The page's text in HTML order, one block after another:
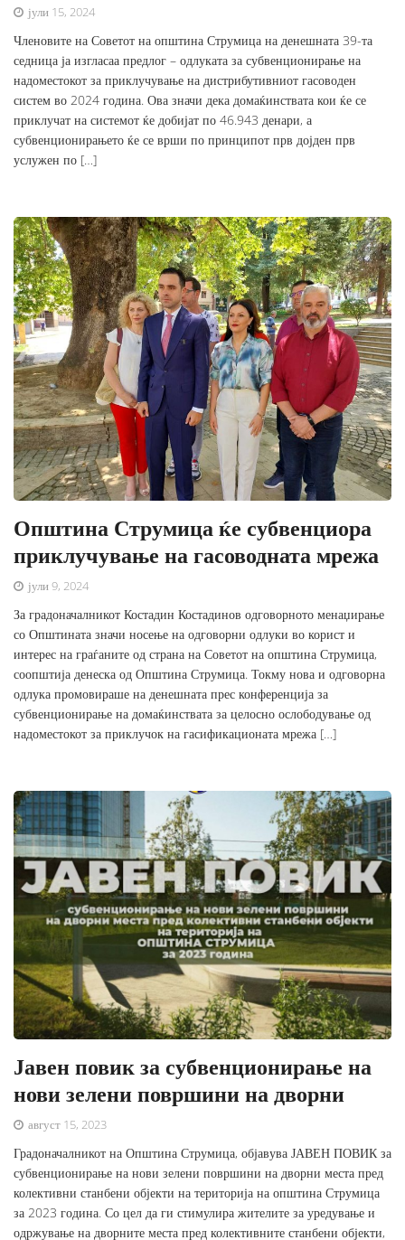
јули 15, 2024
Членовите на Советот на општина Струмица на денешната 39-та
седница ја изгласаа предлог – одлуката за субвенционирање на
надоместокот за приклучување на дистрибутивниот гасоводен
систем во 2024 година. Ова значи дека домаќинствата кои ќе се
приклучат на системот ќе добијат по 46.943 денари, а
субвенционирањето ќе се врши по принципот прв дојден прв
услужен по […]
Општина Струмица ќе субвенциора
приклучување на гасоводната мрежа
јули 9, 2024
За градоначалникот Костадин Костадинов одговорното менаџирање
со Општината значи носење на одговорни одлуки во корист и
интерес на граѓаните од страна на Советот на општина Струмица,
соопштија денеска од Општина Струмица. Токму нова и одговорна
одлука промовираше на денешната прес конференција за
субвенционирање на домаќинствата за целосно ослободување од
надоместокот за приклучок на гасификационата мрежа […]
Јавен повик за субвенционирање на
нови зелени површини на дворни
август 15, 2023
Градоначалникот на Општина Струмица, објавува ЈАВЕН ПОВИК за
субвенционирање на нови зелени површини на дворни места пред
колективни станбени објекти на територија на општина Струмица
за 2023 година. Со цел да ги стимулира жителите за уредување и
одржување на дворните места пред колективните станбени објекти,